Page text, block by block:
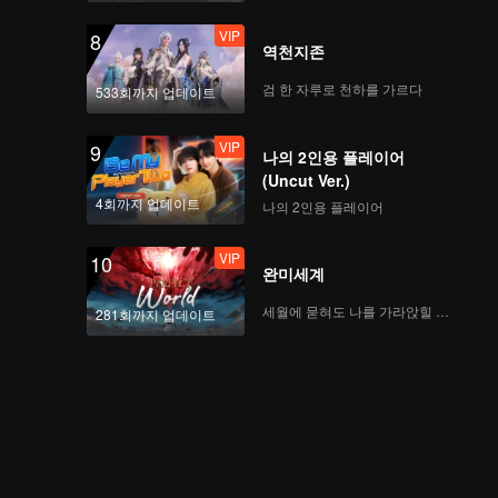
8
533회까지 업데이트
VIP
역천지존
검 한 자루로 천하를 가르다
9
4회까지 업데이트
VIP
나의 2인용 플레이어
(Uncut Ver.)
나의 2인용 플레이어
10
281회까지 업데이트
VIP
완미세계